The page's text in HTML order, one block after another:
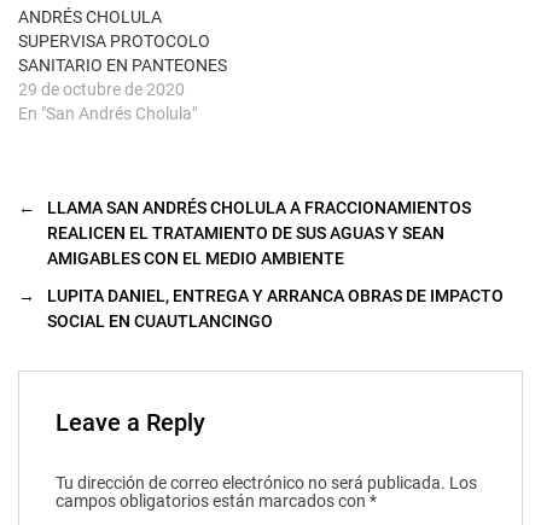
a
)
ANDRÉS CHOLULA
SUPERVISA PROTOCOLO
SANITARIO EN PANTEONES
29 de octubre de 2020
En "San Andrés Cholula"
←
LLAMA SAN ANDRÉS CHOLULA A FRACCIONAMIENTOS
REALICEN EL TRATAMIENTO DE SUS AGUAS Y SEAN
AMIGABLES CON EL MEDIO AMBIENTE
→
LUPITA DANIEL, ENTREGA Y ARRANCA OBRAS DE IMPACTO
SOCIAL EN CUAUTLANCINGO
Leave a Reply
Tu dirección de correo electrónico no será publicada. Los
campos obligatorios están marcados con *